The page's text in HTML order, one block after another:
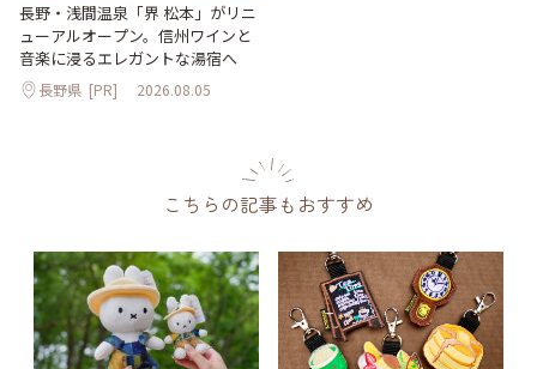
長野・浅間温泉「界 松本」がリニ
ューアルオープン。信州ワインと
音楽に浸るエレガントな湯宿へ
長野県 [PR] 2026.08.05
こちらの記事もおすすめ